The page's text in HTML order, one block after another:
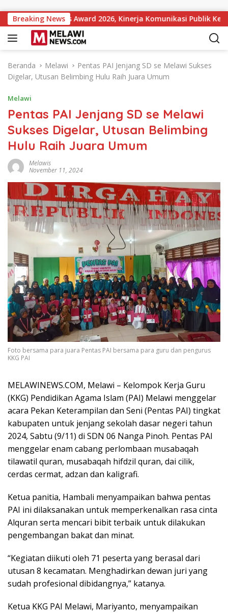
Breaking News
Institutions Award 2026, Kinerja Komunikasi Publik
Beranda Melawi
Pentas PAI Jenjang SD se Melawi Sukses
Digelar, Utusan Belimbing Hulu Raih Juara Umum
Melawi
Pentas PAI Jenjang SD se Melawi
Sukses Digelar, Utusan Belimbing
Hulu Raih Juara Umum
Melawis
November 11, 2024
Foto bersama para juara Pentas PAI bersama para guru dan pengurus
KKG PAI
MELAWINEWS.COM, Melawi – Kelompok Kerja Guru
(KKG) Pendidikan Agama Islam (PAI) Melawi menggelar
acara Pekan Keterampilan dan Seni (Pentas PAI) tingkat
kabupaten untuk jenjang sekolah dasar negeri tahun
2024, Sabtu (9/11) di SDN 06 Nanga Pinoh. Pentas PAI
menggelar enam cabang perlombaan musabaqah
tilawatil quran, musabaqah hifdzil quran, dai cilik,
cerdas cermat, adzan dan kaligrafi.
Ketua panitia, Hambali menyampaikan bahwa pentas
PAI ini dilaksanakan untuk memperkenalkan rasa cinta
Alquran serta mencari bibit terbaik untuk dilakukan
pengembangan bakat dan minat.
“Kegiatan diikuti oleh 71 peserta yang berasal dari
utusan 8 kecamatan. Menghadirkan dewan juri yang
sudah profesional dibidangnya,” katanya.
Ketua KKG PAI Melawi, Mariyanto, menyampaikan